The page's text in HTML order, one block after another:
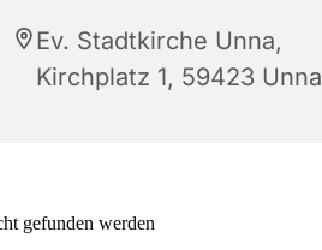
Ev. Stadtkirche Unna,
Kirchplatz 1, 59423 Unna